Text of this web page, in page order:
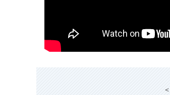
＜